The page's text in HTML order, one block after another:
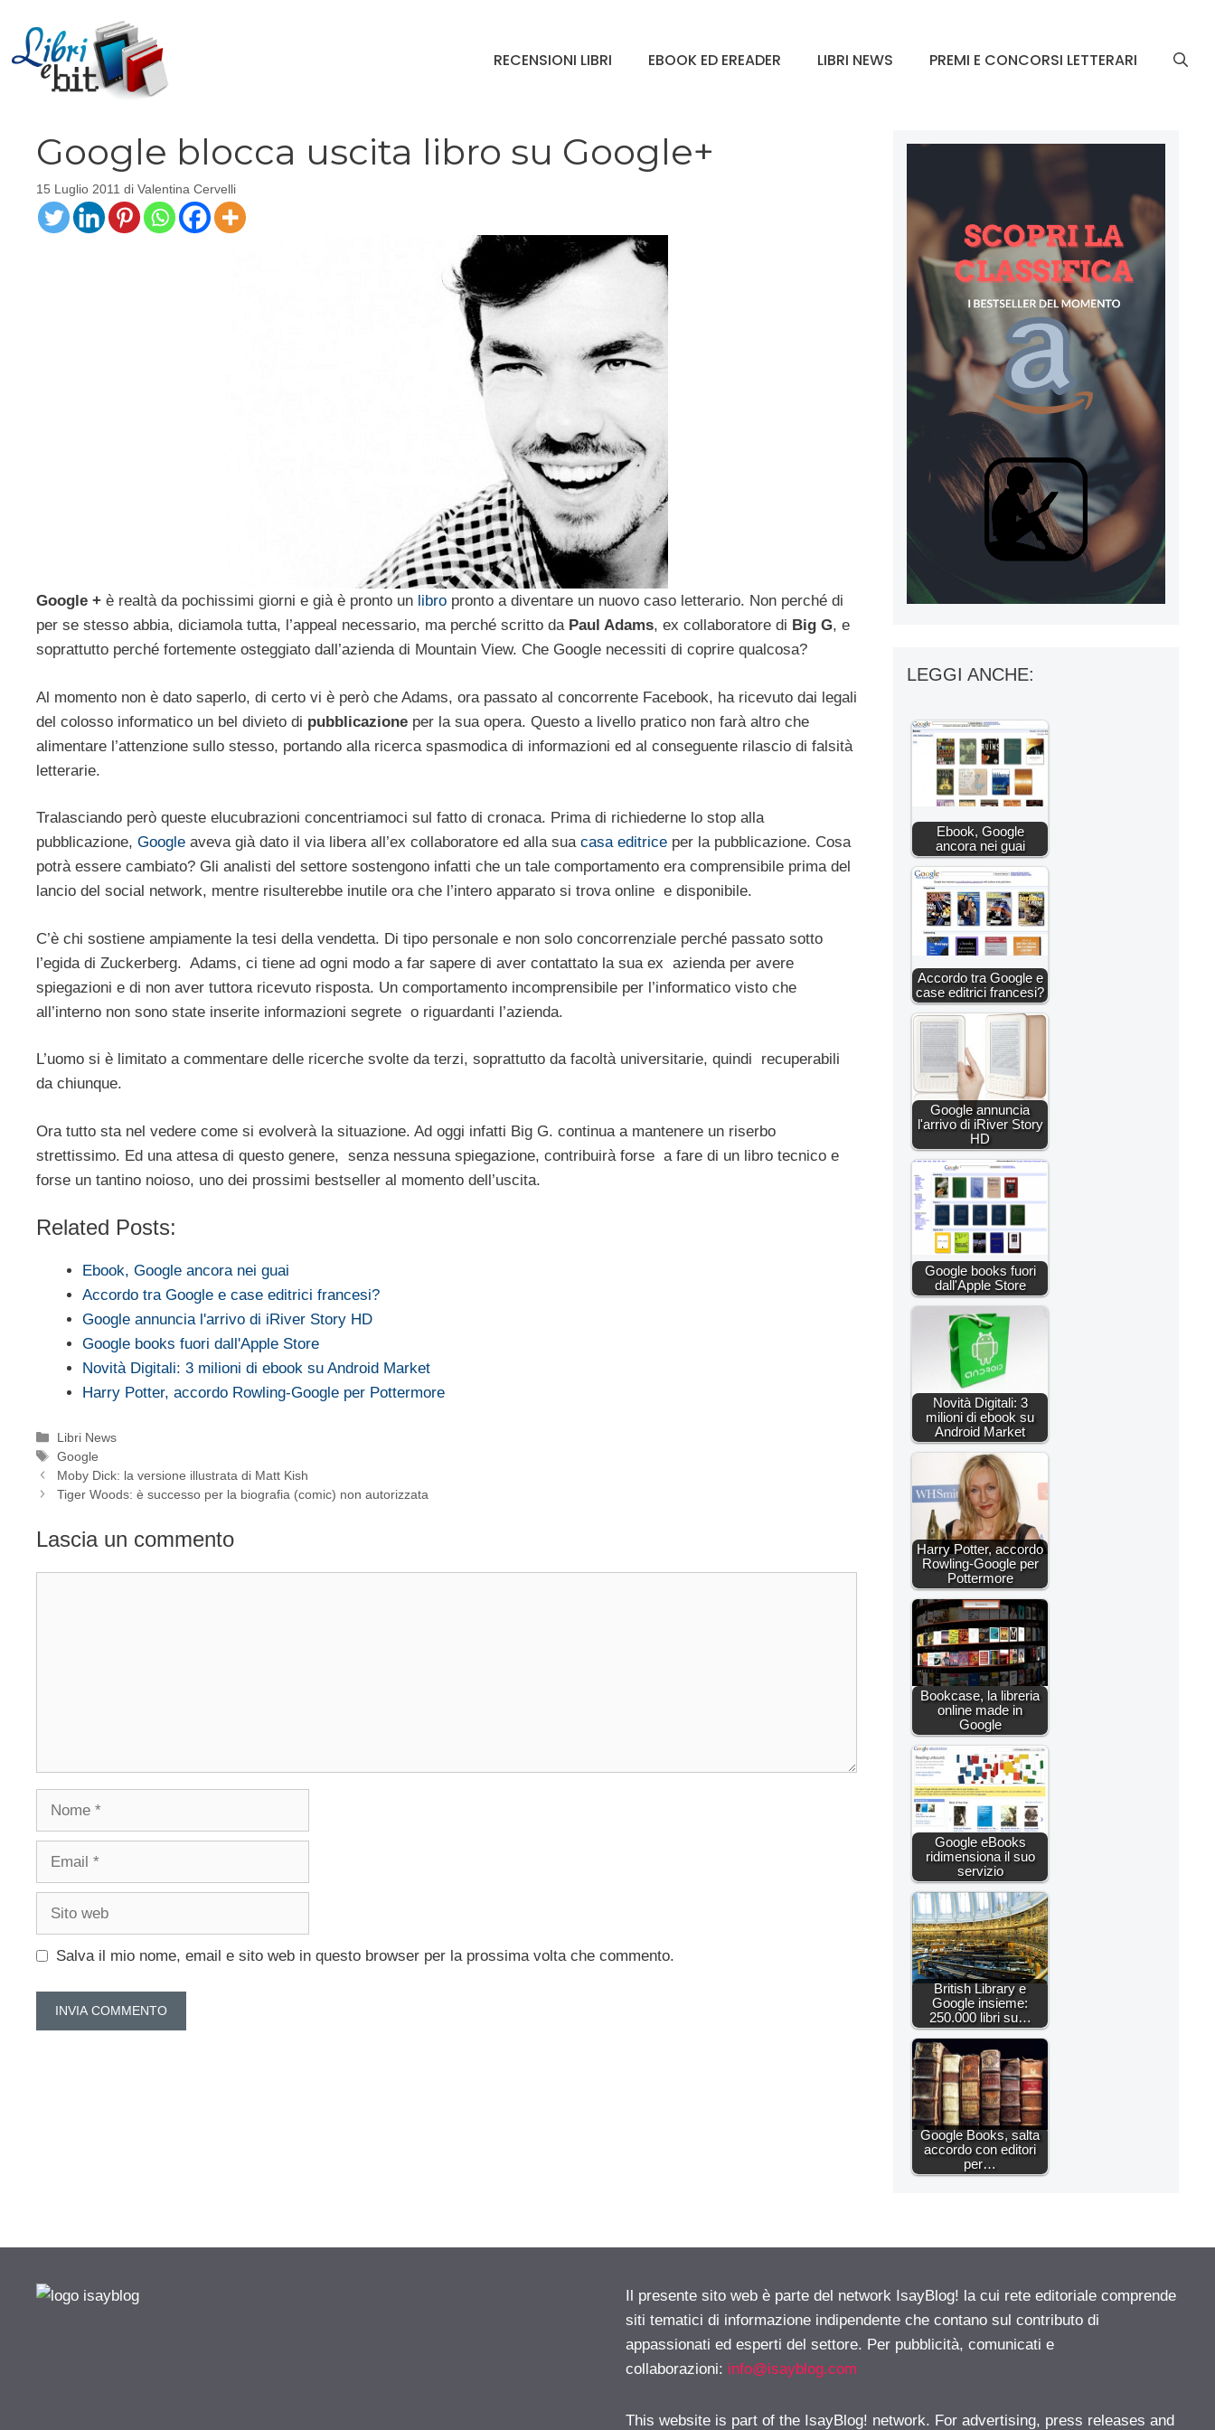
contenuto
RECENSIONI LIBRI EBOOK ED EREADER LIBRI NEWS PREMI E CONCORSI LETTERARI
Google blocca uscita libro su Google+
15 Luglio 2011 di Valentina Cervelli
Google + è realtà da pochissimi giorni e già è pronto un libro pronto a diventare un nuovo caso letterario. Non perché di
per se stesso abbia, diciamola tutta, l’appeal necessario, ma perché scritto da Paul Adams, ex collaboratore di Big G, e
soprattutto perché fortemente osteggiato dall’azienda di Mountain View. Che Google necessiti di coprire qualcosa?
Al momento non è dato saperlo, di certo vi è però che Adams, ora passato al concorrente Facebook, ha ricevuto dai legali
del colosso informatico un bel divieto di pubblicazione per la sua opera. Questo a livello pratico non farà altro che
alimentare l’attenzione sullo stesso, portando alla ricerca spasmodica di informazioni ed al conseguente rilascio di falsità
letterarie.
Tralasciando però queste elucubrazioni concentriamoci sul fatto di cronaca. Prima di richiederne lo stop alla
pubblicazione, Google aveva già dato il via libera all’ex collaboratore ed alla sua casa editrice per la pubblicazione. Cosa
potrà essere cambiato? Gli analisti del settore sostengono infatti che un tale comportamento era comprensibile prima del
lancio del social network, mentre risulterebbe inutile ora che l’intero apparato si trova online e disponibile.
C’è chi sostiene ampiamente la tesi della vendetta. Di tipo personale e non solo concorrenziale perché passato sotto
l’egida di Zuckerberg. Adams, ci tiene ad ogni modo a far sapere di aver contattato la sua ex azienda per avere
spiegazioni e di non aver tuttora ricevuto risposta. Un comportamento incomprensibile per l’informatico visto che
all’interno non sono state inserite informazioni segrete o riguardanti l’azienda.
L’uomo si è limitato a commentare delle ricerche svolte da terzi, soprattutto da facoltà universitarie, quindi recuperabili
da chiunque.
Ora tutto sta nel vedere come si evolverà la situazione. Ad oggi infatti Big G. continua a mantenere un riserbo
strettissimo. Ed una attesa di questo genere, senza nessuna spiegazione, contribuirà forse a fare di un libro tecnico e
forse un tantino noioso, uno dei prossimi bestseller al momento dell’uscita.
Related Posts:
Ebook, Google ancora nei guai
Accordo tra Google e case editrici francesi?
Google annuncia l'arrivo di iRiver Story HD
Google books fuori dall'Apple Store
Novità Digitali: 3 milioni di ebook su Android Market
Harry Potter, accordo Rowling-Google per Pottermore
Categorie
Libri News
Tag
Google
Moby Dick: la versione illustrata di Matt Kish
Tiger Woods: è successo per la biografia (comic) non autorizzata
Lascia un commento
Nome
Email
Sito
Salva il mio nome, email e sito web in questo browser per la prossima volta che commento.
LEGGI ANCHE:
Ebook, Google
ancora nei guai
Accordo tra Google e
case editrici francesi?
Google annuncia
l'arrivo di iRiver Story
HD
Google books fuori
dall'Apple Store
Novità Digitali: 3
milioni di ebook su
Android Market
Harry Potter, accordo
Rowling-Google per
Pottermore
Bookcase, la libreria
online made in
Google
Google eBooks
ridimensiona il suo
servizio
British Library e
Google insieme:
250.000 libri su…
Google Books, salta
accordo con editori
per…
Il presente sito web è parte del network IsayBlog! la cui rete editoriale comprende
siti tematici di informazione indipendente che contano sul contributo di
appassionati ed esperti del settore. Per pubblicità, comunicati e
collaborazioni: info@isayblog.com
This website is part of the IsayBlog! network. For advertising, press releases and